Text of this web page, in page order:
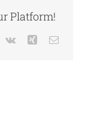
Platform!
Vk Xing Email